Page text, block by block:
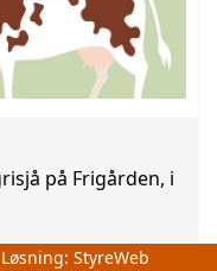
på Frigården, i
StyreWeb